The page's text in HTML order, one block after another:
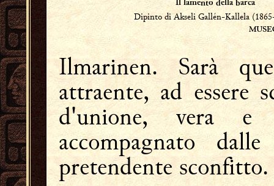
Il lamento della barca
Dipinto di Akseli Gallén-Kallela
Ilmarinen. Sarà
attraente, ad
d'unione, vera e
accompagnato
pretendente sconfitto.